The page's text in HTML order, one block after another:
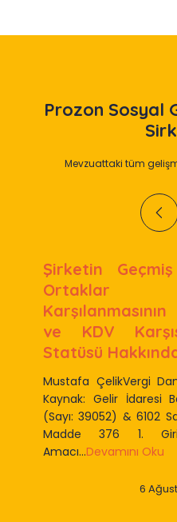
Prozon Sosyal
Mevzuattaki tüm
Şirketin
Ortaklar
ve KDV
Statüsü
Mustafa ÇelikVergi
Kaynak: Gelir İdaresi
(Sayı: 39052) & 6102
Madde 376 1.
Amacı...Devamını Oku
6